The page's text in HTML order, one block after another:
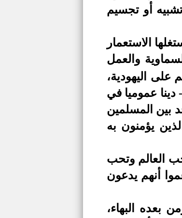
أو تجسيم
الاستعمار
والعمل
على اليهودية،
عموميا في
بين المسلمين
يؤمنون به
العالم وتحب
أنهم يدعون
بعده البهاء،